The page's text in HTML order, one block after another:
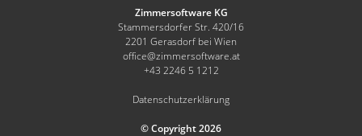
Zimmersoftware KG
Stammersdorfer Str. 420/16
2201 Gerasdorf bei Wien
office@zimmersoftware.at
+43 2246 5 1212
Datenschutzerklärung
© Copyright 2026